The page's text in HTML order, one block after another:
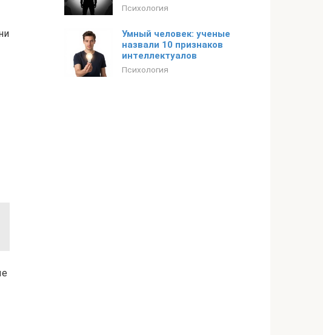
Психология
Умный человек: ученые
назвали 10 признаков
интеллектуалов
Психология